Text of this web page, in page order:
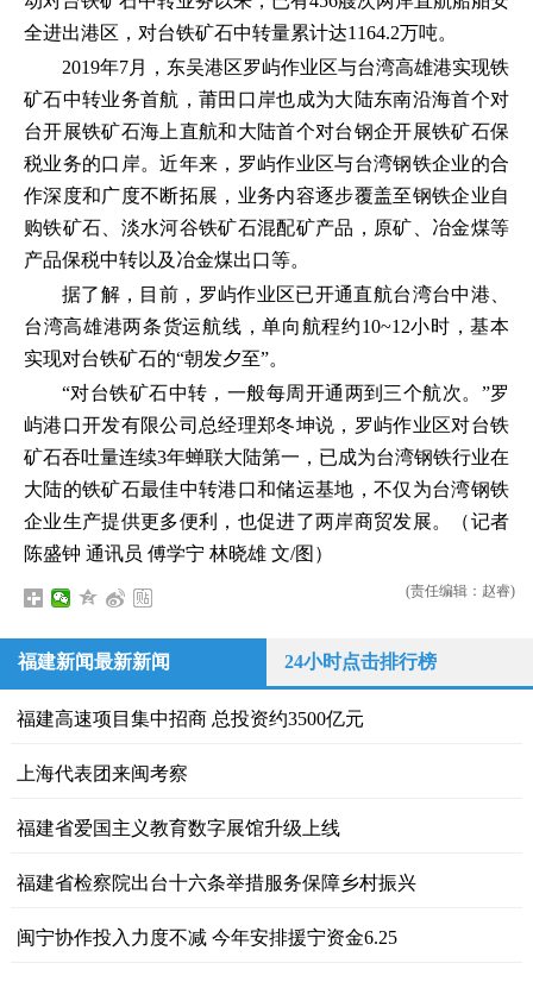
全进出港区，对台铁矿石中转量累计达1164.2万吨。
2019年7月，东吴港区罗屿作业区与台湾高雄港实现铁
矿石中转业务首航，莆田口岸也成为大陆东南沿海首个对
台开展铁矿石海上直航和大陆首个对台钢企开展铁矿石保
税业务的口岸。近年来，罗屿作业区与台湾钢铁企业的合
作深度和广度不断拓展，业务内容逐步覆盖至钢铁企业自
购铁矿石、淡水河谷铁矿石混配矿产品，原矿、冶金煤等
产品保税中转以及冶金煤出口等。
据了解，目前，罗屿作业区已开通直航台湾台中港、
台湾高雄港两条货运航线，单向航程约10~12小时，基本
实现对台铁矿石的“朝发夕至”。
“对台铁矿石中转，一般每周开通两到三个航次。”罗
屿港口开发有限公司总经理郑冬坤说，罗屿作业区对台铁
矿石吞吐量连续3年蝉联大陆第一，已成为台湾钢铁行业在
大陆的铁矿石最佳中转港口和储运基地，不仅为台湾钢铁
企业生产提供更多便利，也促进了两岸商贸发展。（记者
陈盛钟 通讯员 傅学宁 林晓雄 文/图）
(责任编辑：赵睿)
福建新闻最新新闻 24小时点击排行榜
福建高速项目集中招商 总投资约3500亿元
上海代表团来闽考察
福建省爱国主义教育数字展馆升级上线
福建省检察院出台十六条举措服务保障乡村振兴
闽宁协作投入力度不减 今年安排援宁资金6.25